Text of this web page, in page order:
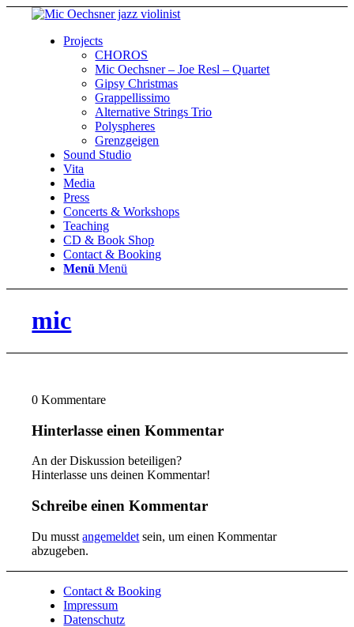
Projects
CHOROS
Mic Oechsner – Joe Resl – Quartet
Gipsy Christmas
Grappellissimo
Alternative Strings Trio
Polyspheres
Grenzgeigen
Sound Studio
Vita
Media
Press
Concerts & Workshops
Teaching
CD & Book Shop
Contact & Booking
Menü Menü
mic
0 Kommentare
Hinterlasse einen Kommentar
An der Diskussion beteiligen?
Hinterlasse uns deinen Kommentar!
Schreibe einen Kommentar
Du musstangemeldet sein, um einen Kommentar
abzugeben.
Contact & Booking
Impressum
Datenschutz